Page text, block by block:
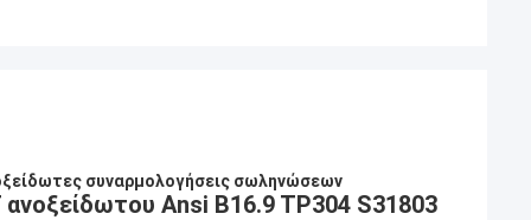
συναρμολογήσεις σωληνώσεων
Ansi B16.9 TP304 S31803